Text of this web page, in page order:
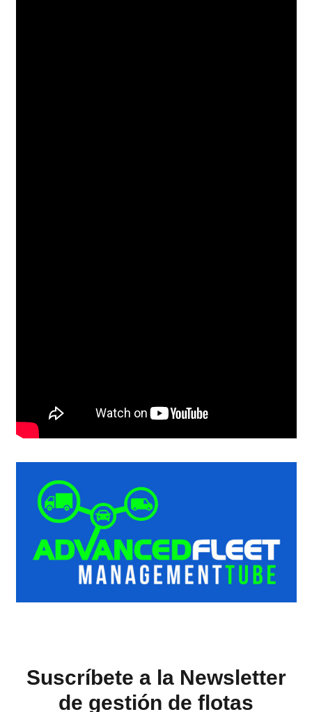
Suscríbete a la Newsletter
de gestión de flotas